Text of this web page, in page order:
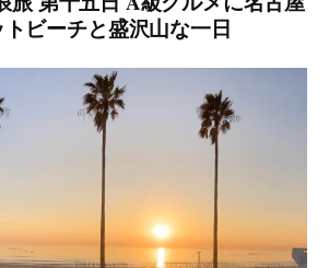
ビーチと盛沢山な一日